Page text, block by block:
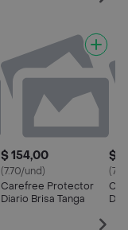
$ 154,00
(7.70/und)
Carefree Protector
Diario Brisa Tanga
$